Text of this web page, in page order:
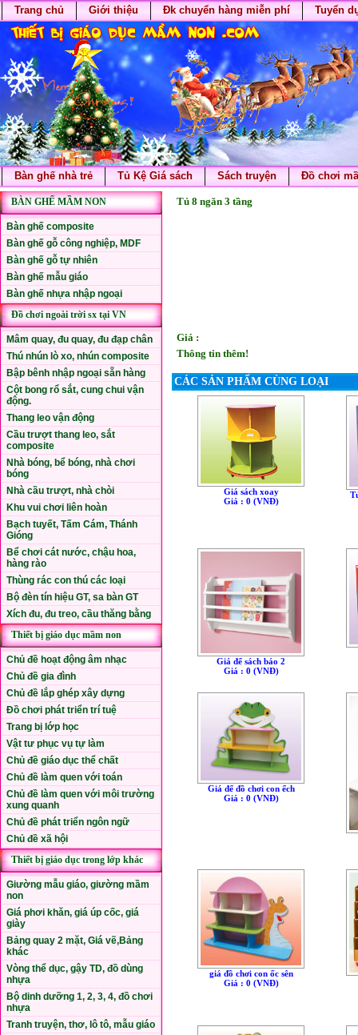
Trang chủ Giới thiệu Đk chuyển hàng miễn phí Tuyển
Bàn ghế nhà trẻ Tủ Kệ Giá sách Sách truyện Đồ chơi
BÀN GHẾ MẦM NON
Bàn ghế composite
Bàn ghế gỗ công nghiệp, MDF
Bàn ghế gỗ tự nhiên
Bàn ghế mẫu giáo
Bàn ghế nhựa nhập ngoại
Đồ chơi ngoài trời sx tại VN
Mâm quay, đu quay, đu đạp chân
Thú nhún lò xo, nhún composite
Bập bênh nhập ngoại sẵn hàng
Cột bong rổ sắt, cung chui vận
động.
Thang leo vận động
Cầu trượt thang leo, sắt
composite
Nhà bóng, bể bóng, nhà chơi
bóng
Nhà cầu trượt, nhà chòi
Khu vui chơi liên hoàn
Bạch tuyết, Tấm Cám, Thánh
Gióng
Bể chơi cát nước, chậu hoa,
hàng rào
Thùng rác con thú các loại
Bộ đèn tín hiệu GT, sa bàn GT
Xích đu, đu treo, cầu thăng bằng
Thiết bị giáo dục mầm non
Chủ đề hoạt động âm nhạc
Chủ đề gia đình
Chủ đề lắp ghép xây dựng
Đồ chơi phát triển trí tuệ
Trang bị lớp học
Vật tư phục vụ tự làm
Chủ đề giáo dục thể chất
Chủ đề làm quen với toán
Chủ đề làm quen với môi trường
xung quanh
Chủ đề phát triển ngôn ngữ
Chủ đề xã hội
Thiết bị giáo dục trong lớp khác
Giường mẫu giáo, giường mầm
non
Giá phơi khăn, giá úp cốc, giá
giày
Bảng quay 2 mặt, Giá vẽ,Bảng
khác
Vòng thể dục, gậy TD, đồ dùng
nhựa
Bộ dinh dưỡng 1, 2, 3, 4, đồ chơi
nhựa
Tranh truyện, thơ, lô tô, mẫu giáo
Tủ 8 ngăn 3 tầng
Giá :
Thông tin thêm!
CÁC SẢN PHẨM CÙNG LOẠI
Giá sách xoay
Giá : 0 (VNÐ)
Giá để sách báo 2
Giá : 0 (VNÐ)
Giá để đồ chơi con ếch
Giá : 0 (VNÐ)
giá đồ chơi con ốc sên
Giá : 0 (VNÐ)